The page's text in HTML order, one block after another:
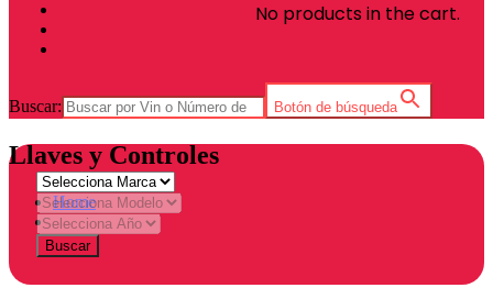
No products in the cart.
Buscar: Botón de búsqueda
Llaves y Controles
Home
Tienda
Buscar